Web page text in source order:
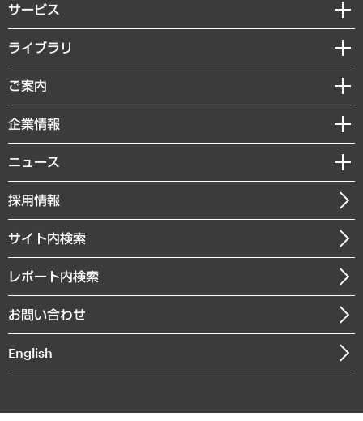
サービス
経営戦略
組織・人事戦略
デジタルイノベーション
共生・ダイバーシティ
GRC（ガバナンス・リスク・コンプライアンス）・防災（政策）
経済・産業・雇用・労働
まちづくり・観光・交通・スポーツ・スマートシティ
自然資源・農林水産業・食料システム
ライブラリ
経済調査
レポート
コラム
経営用語集
受託・受注実績（官公庁関連）
メディア掲載・出演
ご案内
セミナー・イベント情報
MUFGビジネスセミナー
受託案件情報
企業情報
私たちの想い
社長メッセージ
会社概要
沿革
組織図・本部部室紹介
インドネシア現地法人
個人情報保護方針
ニュース
ニュースリリース
お知らせ
採用情報
サイト内検索
レポート内検索
お問い合わせ
English